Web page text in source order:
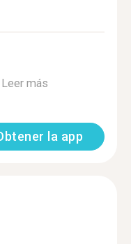
Leer más
la app